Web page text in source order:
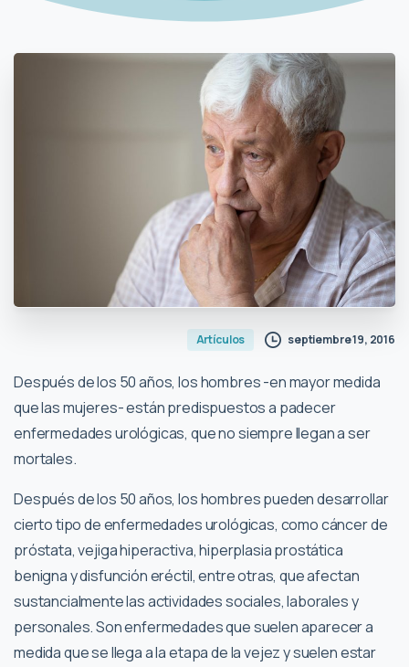
Artículos septiembre 19, 2016
Después de los 50 años, los hombres -en mayor medida
que las mujeres- están predispuestos a padecer
enfermedades urológicas, que no siempre llegan a ser
mortales.
Después de los 50 años, los hombres pueden desarrollar
cierto tipo de enfermedades urológicas, como cáncer de
próstata, vejiga hiperactiva, hiperplasia prostática
benigna y disfunción eréctil, entre otras, que afectan
sustancialmente las actividades sociales, laborales y
personales. Son enfermedades que suelen aparecer a
medida que se llega a la etapa de la vejez y suelen estar